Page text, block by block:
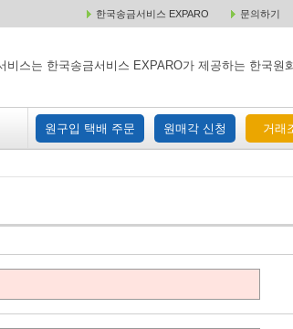
한국송금서비스 EXPARO 문의하기
비스는 한국송금서비스 EXPARO가 제공하는 한국원
원구입 택배 주문 원매각 신청 거래
원구입 택배 주문 원매각 주문